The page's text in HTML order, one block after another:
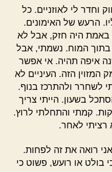
וחדר לי לאוזניים. כל
הרעש של האימונים.
באמת היה חזק, אבל לא
בתוך המוח. נשמתי, אבל
איפה תהיה. אי אפשר
הזה. העיניים לא
לשחרר ולהתרכז בנוף.
בשעון. הייתי צריך
קמתי והתחלתי לרוץ.
רציתי לאחר.
אני רואה את זה לפחות.
בולט או רועש, פשוט כי